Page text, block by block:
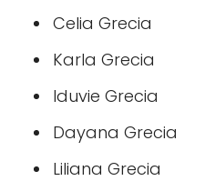
Celia Grecia
Karla Grecia
Iduvie Grecia
Dayana Grecia
Liliana Grecia